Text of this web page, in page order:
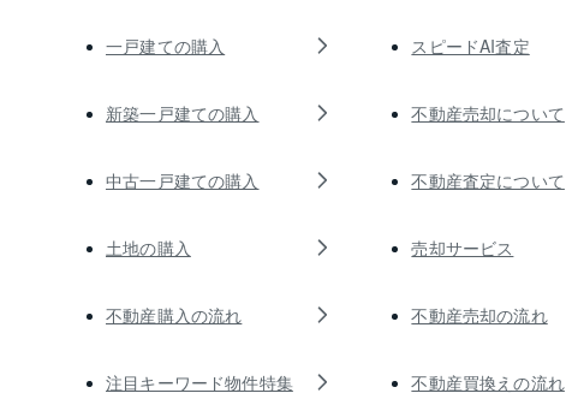
一戸建ての購入
新築一戸建ての購入
中古一戸建ての購入
土地の購入
不動産購入の流れ
注目キーワード物件特集
スピードAI査定
不動産売却について
不動産査定について
売却サービス
不動産売却の流れ
不動産買換えの流れ